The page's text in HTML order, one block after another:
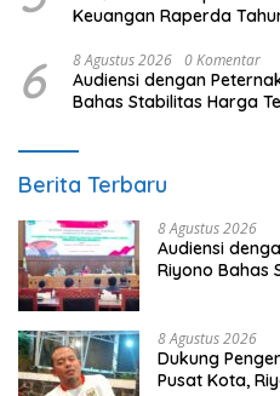
Keuangan Raperda
6 8 Agustus 2026 0 Komentar
Audiensi dengan
Bahas Stabilitas Harga
Berita Terbaru
8 Agustus 2026
Audiensi
Riyono Bahas
8 Agustus 2026
Dukung
Pusat Kota,